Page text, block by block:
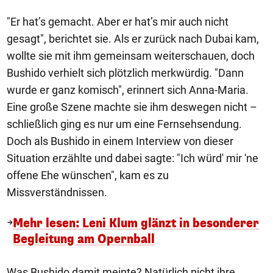
"Er hat’s gemacht. Aber er hat’s mir auch nicht
gesagt", berichtet sie. Als er zurück nach Dubai kam,
wollte sie mit ihm gemeinsam weiterschauen, doch
Bushido verhielt sich plötzlich merkwürdig. "Dann
wurde er ganz komisch", erinnert sich Anna-Maria.
Eine große Szene machte sie ihm deswegen nicht –
schließlich ging es nur um eine Fernsehsendung.
Doch als Bushido in einem Interview von dieser
Situation erzählte und dabei sagte: "Ich würd' mir 'ne
offene Ehe wünschen", kam es zu
Missverständnissen.
Mehr lesen: Leni Klum glänzt in besonderer
Begleitung am Opernball